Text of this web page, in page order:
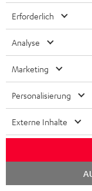
m
e
l
d
u
n
g
BLUETOOTH-
Unternehmen
SUPPORT
KARRIERE
PRESSE & MARKETING
GESCHÄFTSKUNDEN
PARTNERPROGRAMM
BLOG
Teufel Onlineshops
DEUTSCHLAND
ÖSTERREICH
NIEDERLANDE
Erforderlich
Analyse
Marketing
Personalisierung
Externe Inhalte